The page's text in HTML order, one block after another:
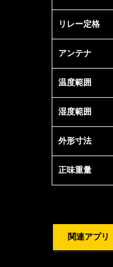
リレー定格
アンテナ
温度範囲
湿度範囲
外形寸法
正味重量
関連アプリ